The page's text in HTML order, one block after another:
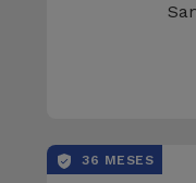
36 MESES